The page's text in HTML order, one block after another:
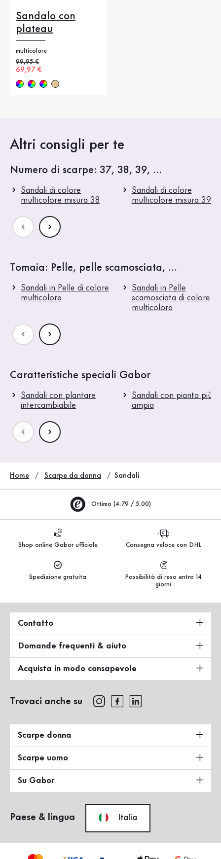
Sandalo con
plateau
multicolore
Prezzo precedente
99,95 €
Nuovo prezzo
69,97 €
Altri consigli per te
Numero di scarpe: 37, 38, 39, ...
Sandali di colore
multicolore misura 38
Sandali di colore
multicolore misura 39
Tomaia: Pelle, pelle scamosciata, ...
Sandali in Pelle di colore
multicolore
Sandali in Pelle
scamosciata di colore
multicolore
Caratteristiche speciali Gabor
Sandali con plantare
intercambiabile
Sandali con pianta più
ampia
Home Scarpe da donna Sandali
Ottimo (4.79 / 5.00)
Shop online Gabor ufficiale Consegna veloce con DHL
Spedizione gratuita
Possibilità di reso entro 14
giorni
Contatto
Domande frequenti & aiuto
Acquista in modo consapevole
Trovaci anche su
Scarpe donna
Scarpe uomo
Su Gabor
Paese & lingua Italia